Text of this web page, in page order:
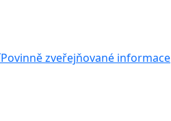
Povinně zveřejňované informace